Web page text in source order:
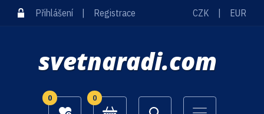
Přihlášení Registrace CZK EUR
svetnaradi.com
0 0